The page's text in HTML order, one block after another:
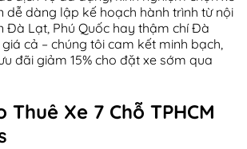
dễ dàng lập kế hoạch hành trình từ nội
Đà Lạt, Phú Quốc hay thậm chí Đà
cả – chúng tôi cam kết minh bạch,
đãi giảm 15% cho đặt xe sớm qua
Thuê Xe 7 Chỗ TPHCM